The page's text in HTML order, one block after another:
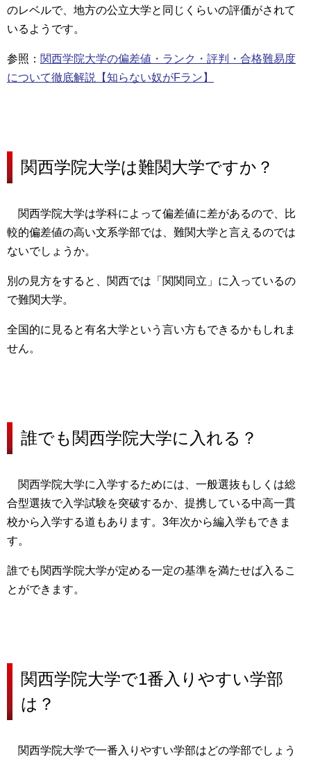
のレベルで、地方の公立大学と同じくらいの評価がされて
いるようです。
参照： 関西学院大学の偏差値・ランク・評判・合格難易度
について徹底解説【知らない奴がFラン】
関西学院大学は難関大学ですか？
関西学院大学は学科によって偏差値に差があるので、
比
較的偏差値の高い文系学部では、難関大学と言えるのでは
ないでしょうか。
別の見方をすると、 関西では「関関同立」に入っているの
で難関大学。
全国的に見ると有名大学という言い方もできるかもしれま
せん。
誰でも関西学院大学に入れる？
関西学院大学に入学するためには、一般選抜もしくは総
合型選抜で入学試験を突破するか、提携している中高一貫
校から入学する道もあります。3年次から編入学もできま
す。
誰でも関西学院大学が定める一定の基準を満たせば入るこ
とができます。
関西学院大学で1番入りやすい学部
は？
関西学院大学で一番入りやすい学部はどの学部でしょう